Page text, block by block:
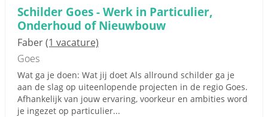
Schilder Goes - Werk in Particulier,
Onderhoud of Nieuwbouw
Faber(1 vacature)
Goes
Wat ga je doen: Wat jij doet Als allround schilder ga je
aan de slag op uiteenlopende projecten in de regio Goes.
Afhankelijk van jouw ervaring, voorkeur en ambities word
je ingezet op particulier...